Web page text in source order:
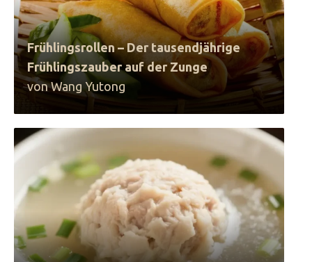
Frühlingsrollen – Der tausendjährige
Frühlingszauber auf der Zunge
von Wang Yutong